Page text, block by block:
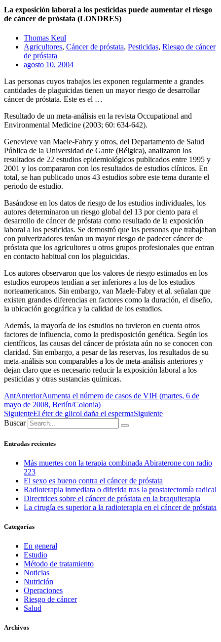
La exposición laboral a los pesticidas puede aumentar el riesgo
de cáncer de próstata (LONDRES)
Thomas Keul
Agricultores, Cáncer de próstata, Pesticidas, Riesgo de cáncer
de próstata
agosto 10, 2004
Las personas cuyos trabajos les exponen regularmente a grandes
cantidades de plaguicidas tienen un mayor riesgo de desarrollar
cáncer de próstata. Este es el …
Resultado de un meta-análisis en la revista Occupational and
Environmental Medicine (2003; 60: 634-642).
Genevieve van Maele-Fabry y otros, del Departamento de Salud
Pública de la Universidad de Gante (Bélgica), analizaron los
resultados de 22 estudios epidemiológicos publicados entre 1995 y
2001 y los compararon con los resultados de estudios clínicos. En
total, se han publicado unos 43 estudios sobre este tema durante el
periodo de estudio.
Basándose en los datos de riesgo de los estudios individuales, los
autores determinaron un riesgo global del 13 por ciento para el
desarrollo de cáncer de próstata como resultado de la exposición
laboral a los pesticidas. Se demostró que las personas que trabajaban
con pulverizadores tenían un mayor riesgo de padecer cáncer de
próstata que los agricultores u otros grupos profesionales que entran
en contacto habitual con los plaguicidas.
Los autores observaron que los valores de riesgo estimados en los
estudios europeos tendían a ser inferiores a los de los estudios
norteamericanos. Sin embargo, van Maele-Fabry et al. señalan que
existen grandes diferencias en factores como la duración, el diseño,
la ubicación geográfica y la calidad de los estudios.
Además, la mayoría de los estudios no tuvieron en cuenta otros
factores de influencia, como la predisposición genética. Según los
científicos, las causas del cáncer de próstata aún no se conocen con
claridad. Sin embargo, a pesar de las reservas, los resultados de su
meta-análisis son comparables a los de meta-análisis anteriores y
dejan claro que es necesario reducir la exposición laboral a los
pesticidas y otras sustancias químicas.
AntAnteriorAumenta el número de casos de VIH (martes, 6 de
mayo de 2008, Berlín/Colonia)
SiguienteEl éter de glicol daña el espermaSiguiente
Buscar
Entradas recientes
Más muertes con la terapia combinada Abiraterone con radio
223
El sexo es bueno contra el cáncer de próstata
Radioterapia inmediata o diferida tras la prostatectomía radical
Directrices sobre el cáncer de próstata en la braquiterapia
La cirugía es superior a la radioterapia en el cáncer de próstata
Categorías
En general
Estudio
Método de tratamiento
Noticias
Nutrición
Operaciones
Riesgo de cáncer
Salud
Archivos